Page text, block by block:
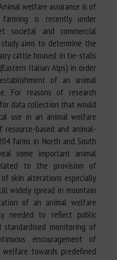
welfare assurance is of
is recently under
societal and commercial
aims to determine the
cattle housed in tie-stalls
Italian Alps) in order
of an animal
For reasons of research
data collection that would
use in an animal welfare
resource-based and animal-
farms in North and South
some important animal
to the provision of
skin alterations especially
widely spread in mountain
of an animal welfare
needed to reflect public
standardised monitoring of
encouragement of
towards predefined